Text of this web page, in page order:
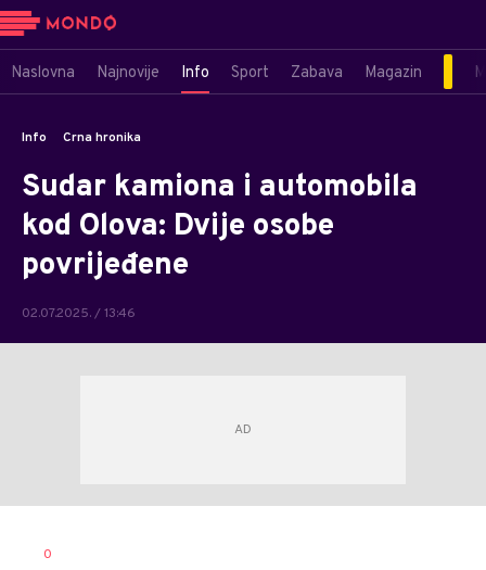
Naslovna Najnovije Info Sport Zabava Magazin
Info Crna hronika
Sudar kamiona i automobila
kod Olova: Dvije osobe
povrijeđene
02.07.2025. / 13:46
AUTOR
0